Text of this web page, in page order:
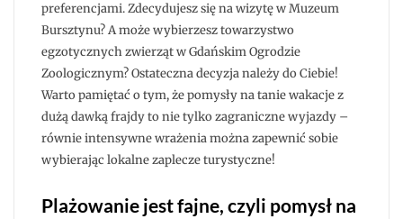
preferencjami. Zdecydujesz się na wizytę w Muzeum
Bursztynu? A może wybierzesz towarzystwo
egzotycznych zwierząt w Gdańskim Ogrodzie
Zoologicznym? Ostateczna decyzja należy do Ciebie!
Warto pamiętać o tym, że pomysły na tanie wakacje z
dużą dawką frajdy to nie tylko zagraniczne wyjazdy –
równie intensywne wrażenia można zapewnić sobie
wybierając lokalne zaplecze turystyczne!
Plażowanie jest fajne, czyli pomysł na